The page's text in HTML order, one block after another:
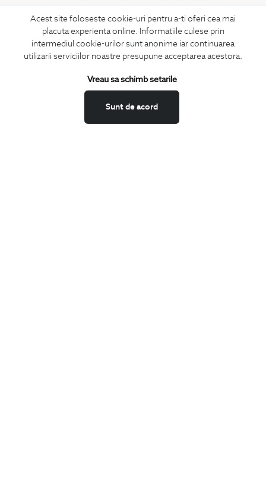
Acest site foloseste cookie-uri pentru a-ti oferi cea mai
placuta experienta online. Informatiile culese prin
intermediul cookie-urilor sunt anonime iar continuarea
utilizarii serviciilor noastre presupune acceptarea acestora.
Sunt de acord
Vreau sa schimb setarile
CONCIERGE
Termeni si conditii
Schimburi si retur
ANPC